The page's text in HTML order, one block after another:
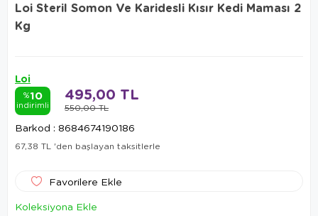
Loi Steril Somon Ve Karidesli Kısır Kedi Maması 2
Kg
Loi
%10
indirimli 550,00 TL
495,00 TL
Barkod : 8684674190186
67,38 TL 'den başlayan taksitlerle
Favorilere Ekle
Koleksiyona Ekle